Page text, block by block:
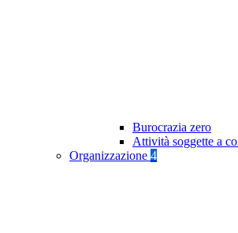
Burocrazia zero
Attività soggette a
Organizzazione 4